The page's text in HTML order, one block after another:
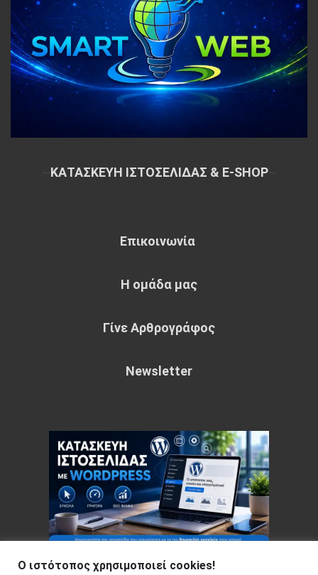
ΚΑΤΑΣΚΕΥΗ ΙΣΤΟΣΕΛΙΔΑΣ & E-SHOP~
Επικοινωνία
Η ομάδα μας
Γίνε Αρθρογράφος
Newsletter
Ο ιστότοπος χρησιμοποιεί cookies!